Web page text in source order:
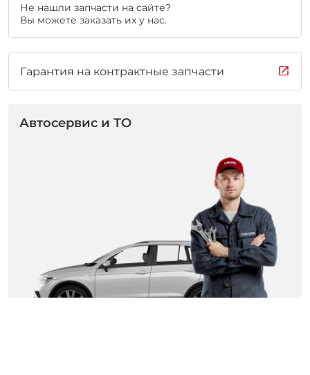
Не нашли запчасти на сайте?
Вы можете заказать их у нас.
Гарантия на контрактные запчасти
Автосервис и ТО